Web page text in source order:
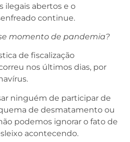
ilegais abertos e o
continue.
momento de pandemia?
de fiscalização
nos últimos dias, por
ninguém de participar de
de desmatamento ou
podemos ignorar o fato de
acontecendo.